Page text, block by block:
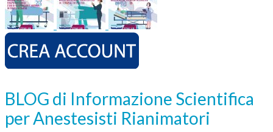
BLOG di Informazione Scientifica
per Anestesisti Rianimatori